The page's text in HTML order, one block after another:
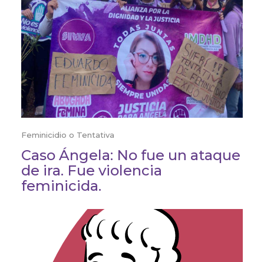
Feminicidio o Tentativa
Caso Ángela: No fue un ataque
de ira. Fue violencia
feminicida.